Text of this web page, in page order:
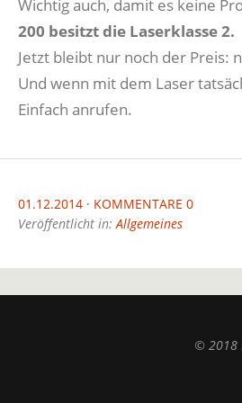
Wichtig auch, damit es keine
200 besitzt die Laserklasse 2.
Jetzt bleibt nur noch der Preis:
Und wenn mit dem Laser
Einfach anrufen.
01.12.2014
KOMMENTARE 0
Veröffentlicht in:Allgemeines
© 2018